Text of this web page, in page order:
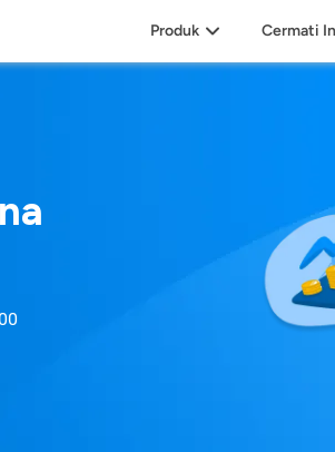
Produk Cermati